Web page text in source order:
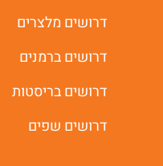
דרושים מלצרים
דרושים ברמנים
דרושים בריסטות
דרושים שפים